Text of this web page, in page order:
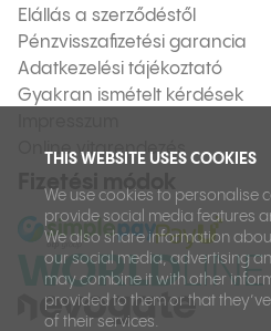
THIS WEBSITE USES COOKIES
We use cookies to personalise
provide social media features
We also share information
our social media, advertising
may combine it with other
provided to them or that
of their services.
Elállás a szerződéstől
Pénzvisszafizetési garancia
Adatkezelési tájékoztató
Gyakran ismételt kérdések
Online vitarendezés
Fizetési módok